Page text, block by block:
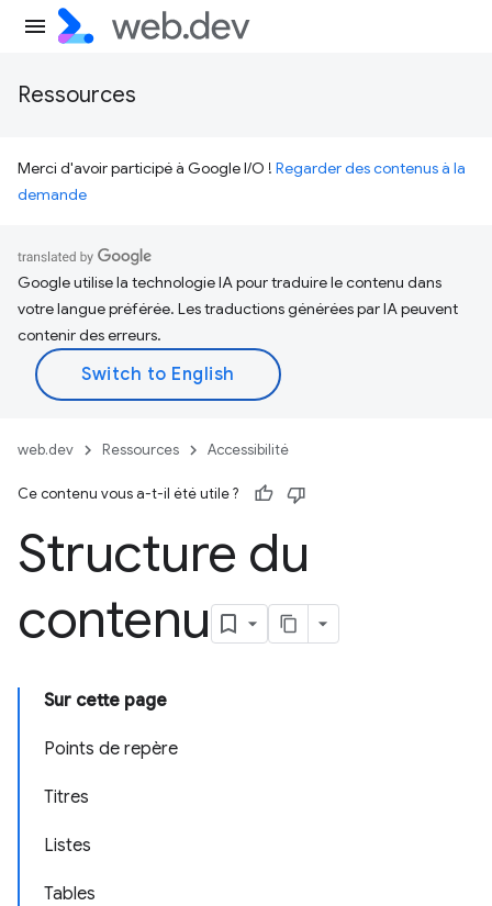
Ressources
Merci d'avoir participé à Google I/O ! Regarder des contenus à la
demande
Google utilise la technologie IA pour traduire le contenu dans
votre langue préférée. Les traductions générées par IA peuvent
contenir des erreurs.
web.dev Ressources Accessibilité
Ce contenu vous a-t-il été utile ?
Structure du
contenu
Sur cette page
Points de repère
Titres
Listes
Tables